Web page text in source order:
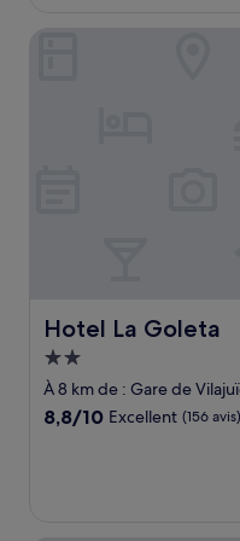
Hotel La Goleta
Hotel La Goleta
Hébergement
2.0 étoiles
À 8 km de : Gare de
8.8
8,8/10 Excellent (156 avis)